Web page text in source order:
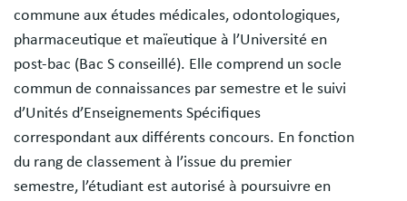
commune aux études médicales, odontologiques,
pharmaceutique et maïeutique à l’Université en
post-bac (Bac S conseillé). Elle comprend un socle
commun de connaissances par semestre et le suivi
d’Unités d’Enseignements Spécifiques
correspondant aux différents concours. En fonction
du rang de classement à l’issue du premier
semestre, l’étudiant est autorisé à poursuivre en